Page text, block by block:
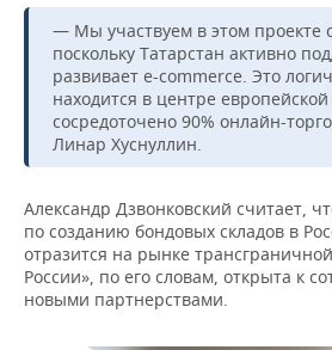
ХОККЕЙ С МЯЧОМ
ПРОИСШЕСТВИЯ
— Мы участвуем в этом проекте
поскольку Татарстан активно
развивает e-commerce. Это
находится в центре
сосредоточено 90% онлайн-
Линар Хуснуллин.
Александр Дзвонковский считает,
по созданию бондовых складов в
отразится на рынке
России», по его словам, открыта к
новыми партнерствами.